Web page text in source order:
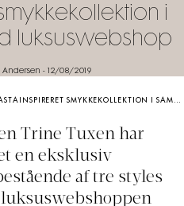
i
luksuswebshop
- 12/08/2019
SMYKKEKOLLEKTION I SAMARBEJDE MED LUKSUSWEBSHOP
Trine Tuxen har
en eksklusiv
af tre styles